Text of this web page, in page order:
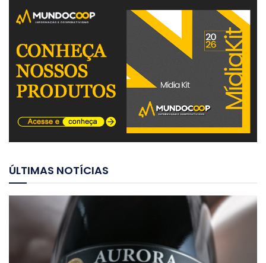
ÚLTIMAS NOTÍCIAS